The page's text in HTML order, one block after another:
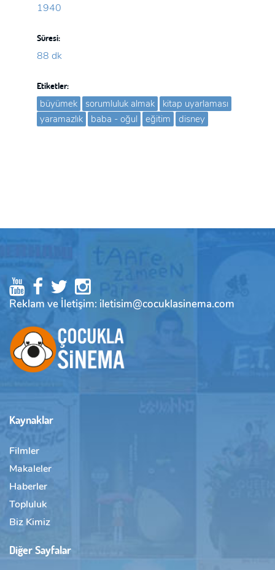
1940
Süresi:
88 dk
Etiketler:
büyümek sorumluluk almak
kitap uyarlaması
yaramazlık
baba - oğul eğitim disney
Reklam ve İletişim: iletisim@cocuklasinema.com
Kaynaklar
Filmler
Makaleler
Haberler
Topluluk
Biz Kimiz
Diğer Sayfalar